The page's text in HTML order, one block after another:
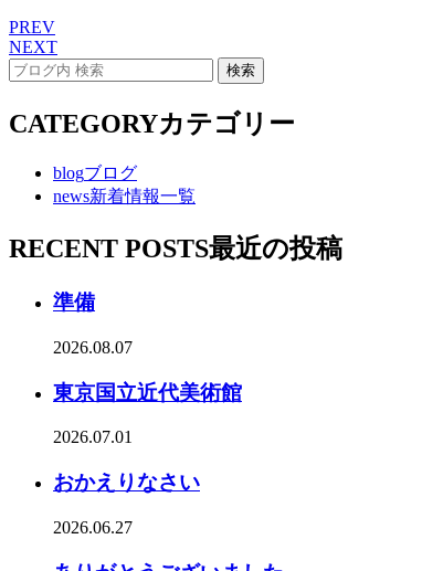
PREV
NEXT
CATEGORYカテゴリー
blogブログ
news新着情報一覧
RECENT POSTS最近の投稿
準備
2026.08.07
東京国立近代美術館
2026.07.01
おかえりなさい
2026.06.27